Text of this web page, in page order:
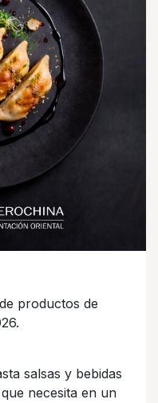
productos de
salsas y bebidas
necesita en un